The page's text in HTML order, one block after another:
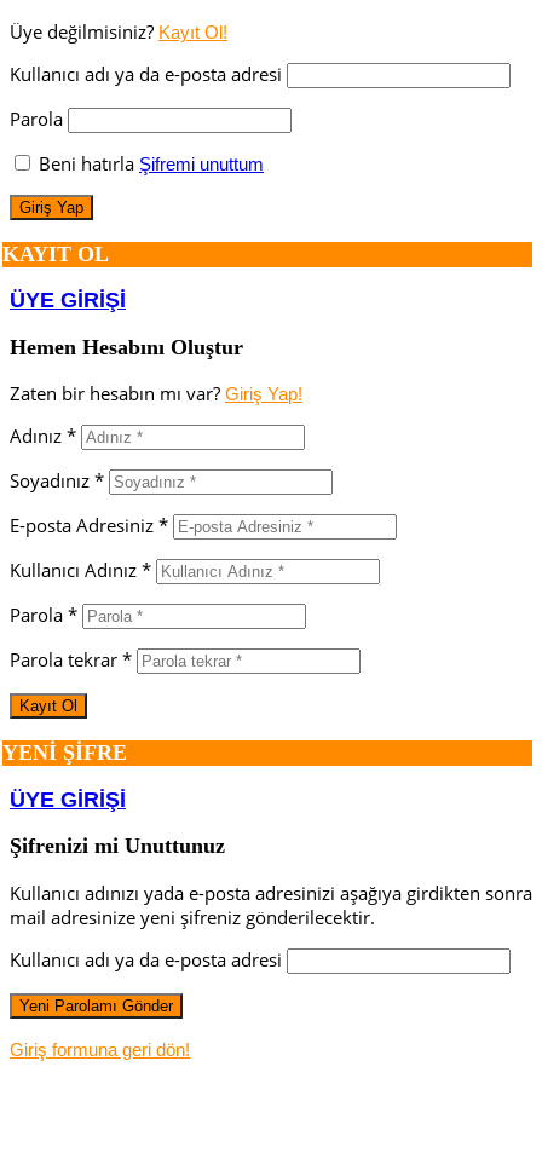
Üye değilmisiniz? Kayıt Ol!
Kullanıcı adı ya da e-posta adresi
Parola
Beni hatırla Şifremi unuttum
KAYIT OL
ÜYE GİRİŞİ
Hemen Hesabını Oluştur
Zaten bir hesabın mı var? Giriş Yap!
Adınız *
Soyadınız *
E-posta Adresiniz *
Kullanıcı Adınız *
Parola *
Parola tekrar *
YENİ ŞİFRE
ÜYE GİRİŞİ
Şifrenizi mi Unuttunuz
Kullanıcı adınızı yada e-posta adresinizi aşağıya girdikten sonra
mail adresinize yeni şifreniz gönderilecektir.
Kullanıcı adı ya da e-posta adresi
Giriş formuna geri dön!